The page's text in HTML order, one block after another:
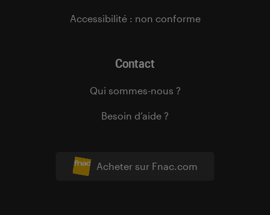
Acheter sur Fnac.com
Accessibilité : non conforme
Contact
Qui sommes-nous ?
Besoin d’aide ?